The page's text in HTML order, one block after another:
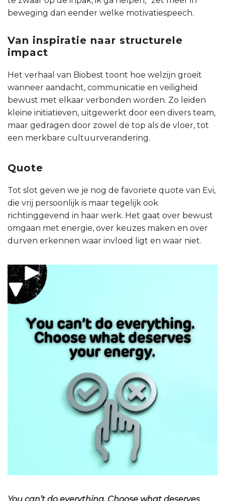
beweging dan eender welke motivatiespeech.
Van inspiratie naar structurele
impact
Het verhaal van Biobest toont hoe welzijn groeit
wanneer aandacht, communicatie en veiligheid
bewust met elkaar verbonden worden. Zo leiden
kleine initiatieven, uitgewerkt door een divers team,
maar gedragen door zowel de top als de vloer, tot
een merkbare cultuurverandering.
Quote
Tot slot geven we je nog de favoriete quote van Evi,
die vrij persoonlijk is maar tegelijk ook
richtinggevend in haar werk. Het gaat over bewust
omgaan met energie, over keuzes maken en over
durven erkennen waar invloed ligt en waar niet.